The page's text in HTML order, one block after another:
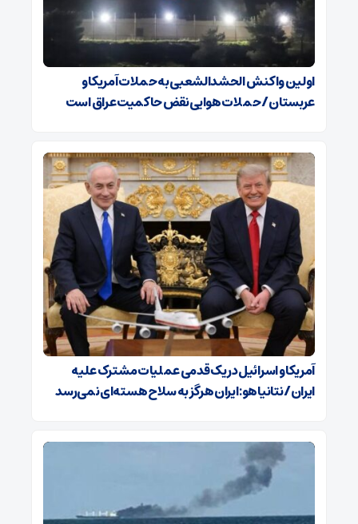
اولین واکنش الحشدالشعبی به حملات آمریکا و
عربستان / حملات هوایی نقض حاکمیت عراق است
آمریکا و اسرائیل در یک قدمی عملیات مشترک علیه
ایران/ نتانیاهو: ایران هرگز به سلاح هسته‌ای نمی‌رسد